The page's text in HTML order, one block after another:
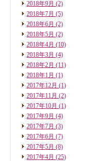
2018年9月 (2)
2018年7月 (5)
2018年6月 (2)
2018年5月 (2)
2018年4月 (10)
2018年3月 (4)
2018年2月 (11)
2018年1月 (1)
2017年12月 (1)
2017年11月 (2)
2017年10月 (1)
2017年9月 (4)
2017年7月 (3)
2017年6月 (7)
2017年5月 (8)
2017年4月 (25)